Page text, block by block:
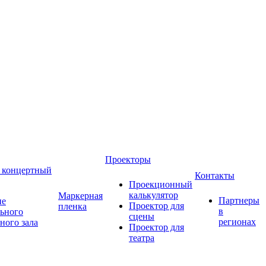
зала
Маркерная
пленка
Проекторы
Проекционный
калькулятор
Проектор для
сцены
Проектор для
театра
Контакты
Партнеры
в
регионах